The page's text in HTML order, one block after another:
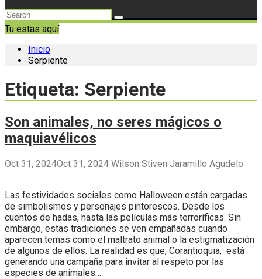
Tu estas aquí
Inicio
Serpiente
Etiqueta: Serpiente
Son animales, no seres mágicos o
maquiavélicos
Oct 31, 2024Oct 31, 2024 Wilson Stiven Jaramillo Agudelo
Las festividades sociales como Halloween están cargadas
de simbolismos y personajes pintorescos. Desde los
cuentos de hadas, hasta las películas más terroríficas. Sin
embargo, estas tradiciones se ven empañadas cuando
aparecen temas como el maltrato animal o la estigmatización
de algunos de ellos. La realidad es que, Corantioquia, está
generando una campaña para invitar al respeto por las
especies de animales…